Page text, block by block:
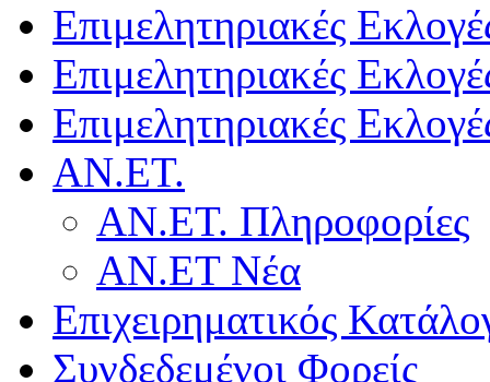
Επιμελητηριακές
Επιμελητηριακές
Επιμελητηριακές
ΑΝ.ΕΤ.
ΑΝ.ΕΤ. Πληροφορίες
ΑΝ.ΕΤ Νέα
Επιχειρηματικός
Συνδεδεμένοι Φορείς